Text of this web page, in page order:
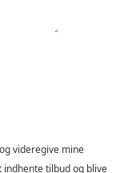
videregive mine
tilbud og blive